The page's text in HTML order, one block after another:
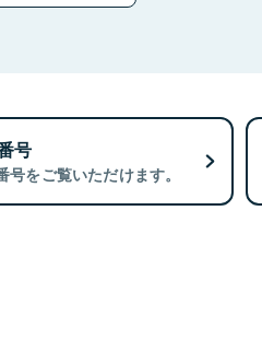
号
をご覧いただけます。